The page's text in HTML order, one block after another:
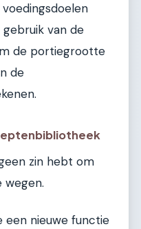
van de
de portiegrootte
de
zin hebt om
een nieuwe functie